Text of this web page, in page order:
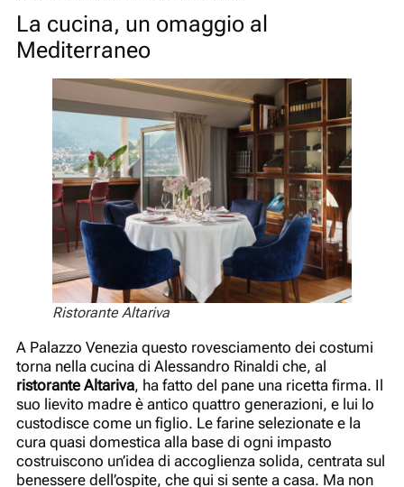
La cucina, un omaggio al
Mediterraneo
Ristorante Altariva
A Palazzo Venezia questo rovesciamento dei costumi
torna nella cucina di Alessandro Rinaldi che, al
ristorante Altariva, ha fatto del pane una ricetta firma. Il
suo lievito madre è antico quattro generazioni, e lui lo
custodisce come un figlio. Le farine selezionate e la
cura quasi domestica alla base di ogni impasto
costruiscono un’idea di accoglienza solida, centrata sul
benessere dell’ospite, che qui si sente a casa. Ma non